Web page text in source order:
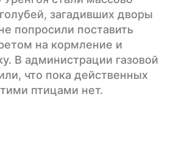
загадивших дворы
попросили поставить
на кормление и
В администрации газовой
что пока действенных
птицами нет.